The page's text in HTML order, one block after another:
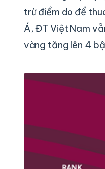
trừ điểm do để
Á, ĐT Việt Nam
vàng tăng lên 4